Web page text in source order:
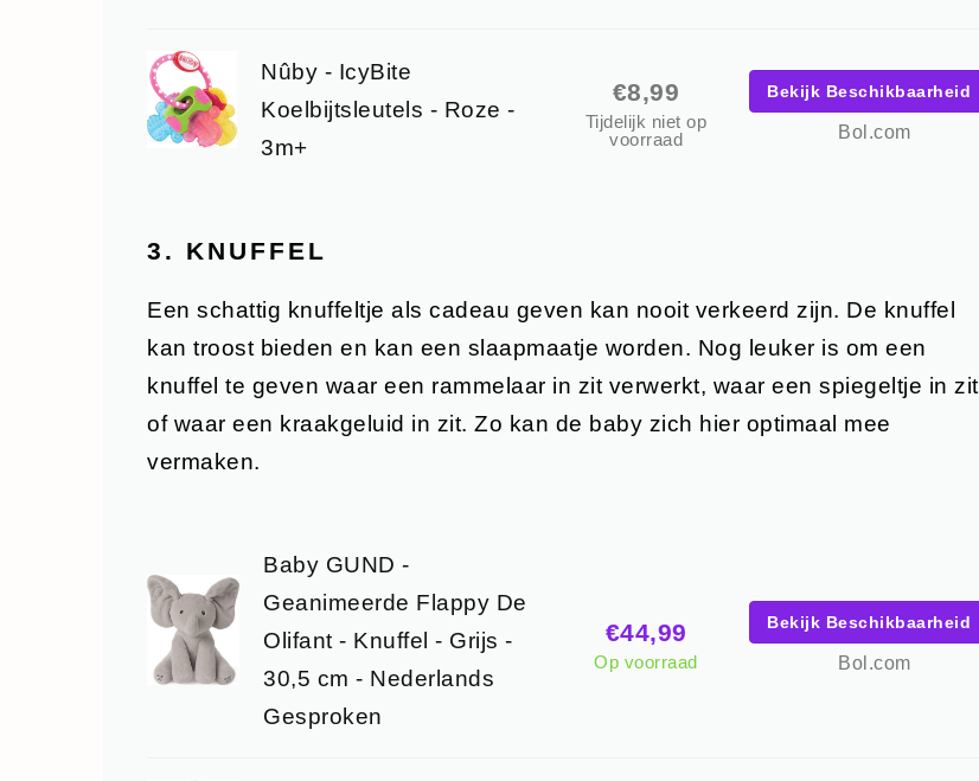
Nûby - IcyBite
Koelbijtsleutels - Roze -
3m+
€8,99
Tijdelijk niet op
voorraad
Bekijk Beschikbaarheid
Bol.com
3. KNUFFEL
Een schattig knuffeltje als cadeau geven kan nooit verkeerd zijn. De knuffel
kan troost bieden en kan een slaapmaatje worden. Nog leuker is om een
knuffel te geven waar een rammelaar in zit verwerkt, waar een spiegeltje in zit
of waar een kraakgeluid in zit. Zo kan de baby zich hier optimaal mee
vermaken.
Baby GUND -
Geanimeerde Flappy De
Olifant - Knuffel - Grijs -
30,5 cm - Nederlands
Gesproken
€44,99
Op voorraad
Bekijk Beschikbaarheid
Bol.com